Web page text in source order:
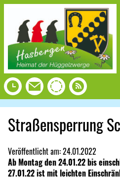
Straßensperrung
Veröffentlicht am:24.01.2022
Ab Montag den 24.01.22 bis
27.01.22 ist mit leichten